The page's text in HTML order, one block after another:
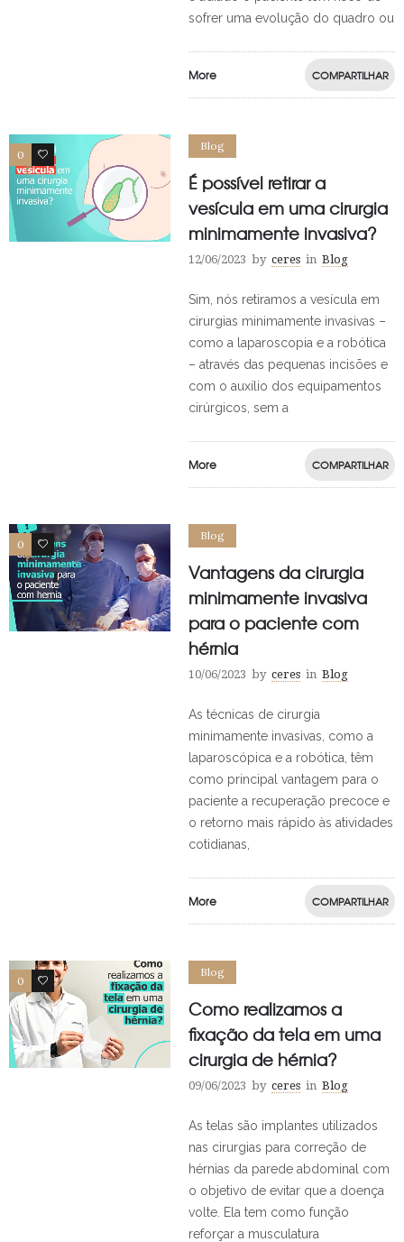
sofrer uma evolução do quadro ou
More COMPARTILHAR
0 0
Blog
É possível retirar a
vesícula em uma cirurgia
minimamente invasiva?
12/06/2023 by ceres in Blog
Sim, nós retiramos a vesícula em
cirurgias minimamente invasivas –
como a laparoscopia e a robótica
– através das pequenas incisões e
com o auxílio dos equipamentos
cirúrgicos, sem a
More COMPARTILHAR
0 0
Blog
Vantagens da cirurgia
minimamente invasiva
para o paciente com
hérnia
10/06/2023 by ceres in Blog
As técnicas de cirurgia
minimamente invasivas, como a
laparoscópica e a robótica, têm
como principal vantagem para o
paciente a recuperação precoce e
o retorno mais rápido às atividades
cotidianas,
More COMPARTILHAR
0 1
Blog
Como realizamos a
fixação da tela em uma
cirurgia de hérnia?
09/06/2023 by ceres in Blog
As telas são implantes utilizados
nas cirurgias para correção de
hérnias da parede abdominal com
o objetivo de evitar que a doença
volte. Ela tem como função
reforçar a musculatura